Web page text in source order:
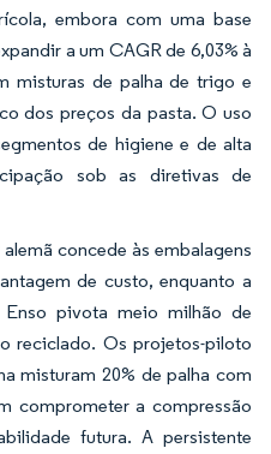
embora com uma base
a um CAGR de 6,03% à
misturas de palha de trigo e
dos preços da pasta. O uso
de higiene e de alta
sob as diretivas de
concede às embalagens
de custo, enquanto a
pivota meio milhão de
reciclado. Os projetos-piloto
misturam 20% de palha com
comprometer a compressão
futura. A persistente